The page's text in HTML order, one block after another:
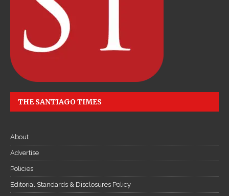
t
n
ụ
c
Đ
ọ
c
THE SANTIAGO TIMES
About
Advertise
Policies
Editorial Standards & Disclosures Policy